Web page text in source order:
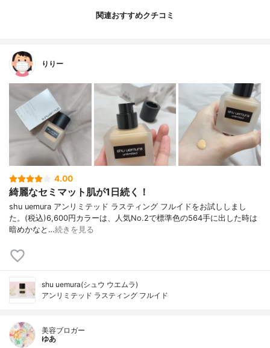
関連おすすめクチコミ
りりー
4.00
綺麗なセミマット肌が1日続く！
shu uemura アンリミテッド ラスティング フルイドをお試ししまし
た。(税込)6,600円カラーは、人気No.2で標準色の564手に出した時は
暗めかなと…続きを見る
shu uemura(シュウ ウエムラ)
アンリミテッド ラスティング フルイド
美容ブロガー
ゆあ